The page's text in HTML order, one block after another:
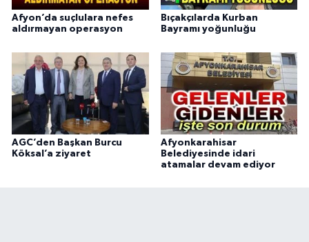
Afyon’da suçlulara nefes
aldırmayan operasyon
Bıçakçılarda Kurban
Bayramı yoğunluğu
AGC’den Başkan Burcu
Köksal’a ziyaret
Afyonkarahisar
Belediyesinde idari
atamalar devam ediyor